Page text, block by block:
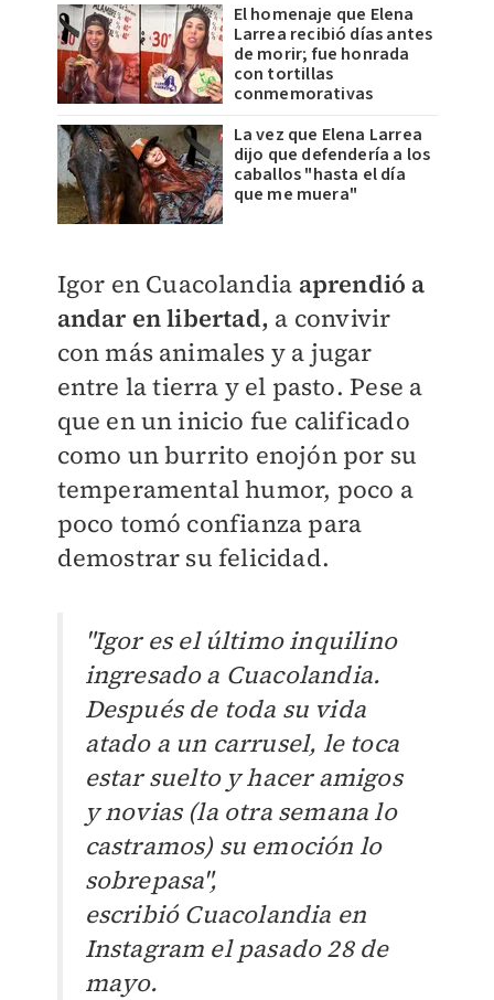
El homenaje que Elena
Larrea recibió días antes
de morir; fue honrada
con tortillas
conmemorativas
La vez que Elena Larrea
dijo que defendería a los
caballos "hasta el día
que me muera"
Igor en Cuacolandia aprendió a
andar en libertad, a convivir
con más animales y a jugar
entre la tierra y el pasto. Pese a
que en un inicio fue calificado
como un burrito enojón por su
temperamental humor, poco a
poco tomó confianza para
demostrar su felicidad.
"Igor es el último inquilino
ingresado a Cuacolandia.
Después de toda su vida
atado a un carrusel, le toca
estar suelto y hacer amigos
y novias (la otra semana lo
castramos) su emoción lo
sobrepasa",
escribió Cuacolandia en
Instagram el pasado 28 de
mayo.